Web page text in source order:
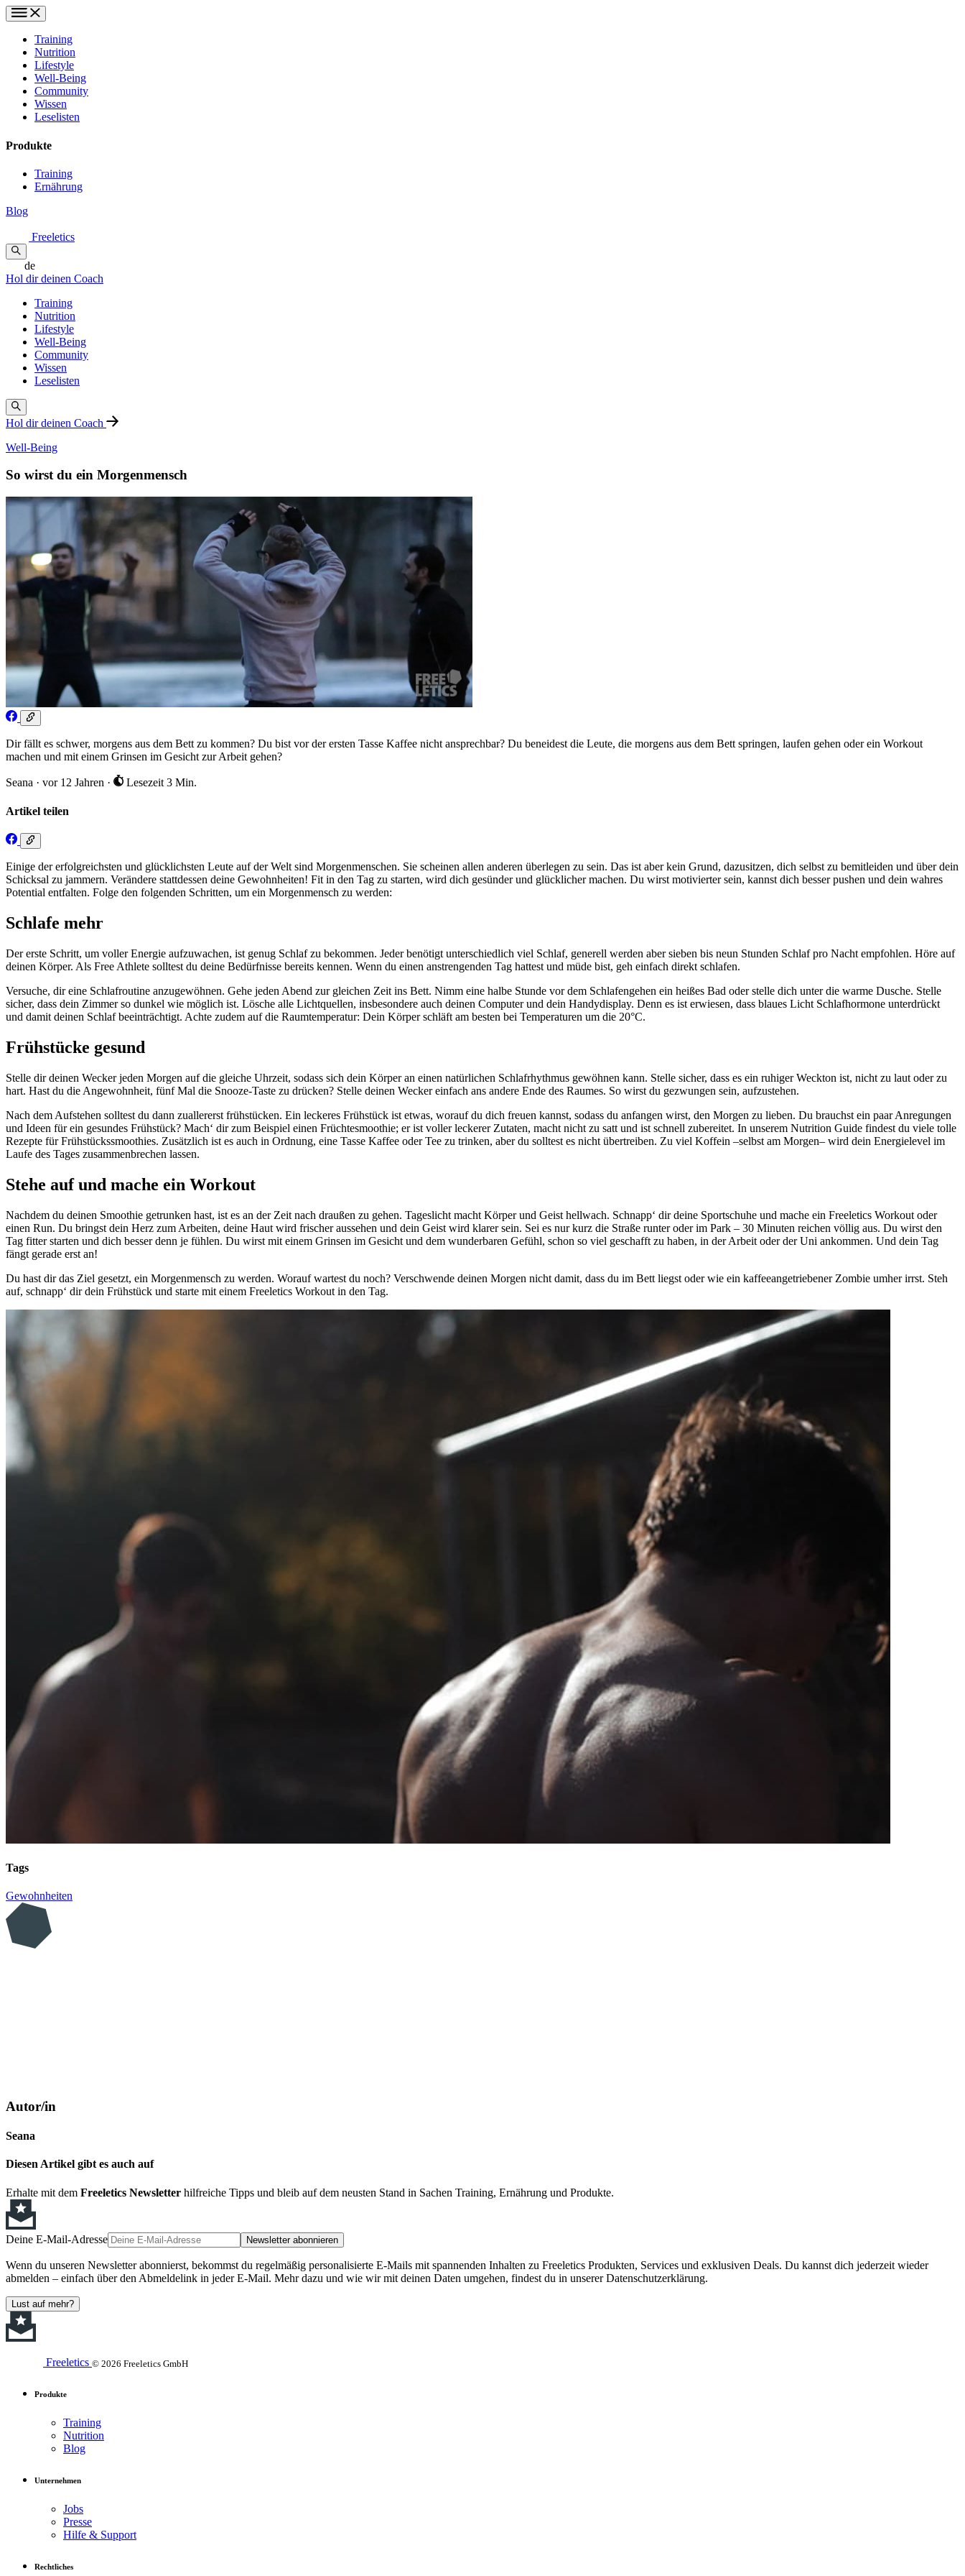
Training
Nutrition
Lifestyle
Well-Being
Community
Wissen
Leselisten
Produkte
Training
Ernährung
Blog
Freeletics
de
Hol dir deinen Coach
Training
Nutrition
Lifestyle
Well-Being
Community
Wissen
Leselisten
Hol dir deinen Coach
Well-Being
So wirst du ein Morgenmensch
Dir fällt es schwer, morgens aus dem Bett zu kommen? Du bist vor der ersten Tasse Kaffee nicht ansprechbar? Du beneidest die Leute, die morgens aus dem Bett springen, laufen gehen oder ein Workout
machen und mit einem Grinsen im Gesicht zur Arbeit gehen?
Seana · vor 12 Jahren · Lesezeit 3 Min.
Artikel teilen
Einige der erfolgreichsten und glücklichsten Leute auf der Welt sind Morgenmenschen. Sie scheinen allen anderen überlegen zu sein. Das ist aber kein Grund, dazusitzen, dich selbst zu bemitleiden und über dein
Schicksal zu jammern. Verändere stattdessen deine Gewohnheiten! Fit in den Tag zu starten, wird dich gesünder und glücklicher machen. Du wirst motivierter sein, kannst dich besser pushen und dein wahres
Potential entfalten. Folge den folgenden Schritten, um ein Morgenmensch zu werden:
Schlafe mehr
Der erste Schritt, um voller Energie aufzuwachen, ist genug Schlaf zu bekommen. Jeder benötigt unterschiedlich viel Schlaf, generell werden aber sieben bis neun Stunden Schlaf pro Nacht empfohlen. Höre auf
deinen Körper. Als Free Athlete solltest du deine Bedürfnisse bereits kennen. Wenn du einen anstrengenden Tag hattest und müde bist, geh einfach direkt schlafen.
Versuche, dir eine Schlafroutine anzugewöhnen. Gehe jeden Abend zur gleichen Zeit ins Bett. Nimm eine halbe Stunde vor dem Schlafengehen ein heißes Bad oder stelle dich unter die warme Dusche. Stelle
sicher, dass dein Zimmer so dunkel wie möglich ist. Lösche alle Lichtquellen, insbesondere auch deinen Computer und dein Handydisplay. Denn es ist erwiesen, dass blaues Licht Schlafhormone unterdrückt
und damit deinen Schlaf beeinträchtigt. Achte zudem auf die Raumtemperatur: Dein Körper schläft am besten bei Temperaturen um die 20°C.
Frühstücke gesund
Stelle dir deinen Wecker jeden Morgen auf die gleiche Uhrzeit, sodass sich dein Körper an einen natürlichen Schlafrhythmus gewöhnen kann. Stelle sicher, dass es ein ruhiger Weckton ist, nicht zu laut oder zu
hart. Hast du die Angewohnheit, fünf Mal die Snooze-Taste zu drücken? Stelle deinen Wecker einfach ans andere Ende des Raumes. So wirst du gezwungen sein, aufzustehen.
Nach dem Aufstehen solltest du dann zuallererst frühstücken. Ein leckeres Frühstück ist etwas, worauf du dich freuen kannst, sodass du anfangen wirst, den Morgen zu lieben. Du brauchst ein paar Anregungen
und Ideen für ein gesundes Frühstück? Mach‘ dir zum Beispiel einen Früchtesmoothie; er ist voller leckerer Zutaten, macht nicht zu satt und ist schnell zubereitet. In unserem Nutrition Guide findest du viele tolle
Rezepte für Frühstückssmoothies. Zusätzlich ist es auch in Ordnung, eine Tasse Kaffee oder Tee zu trinken, aber du solltest es nicht übertreiben. Zu viel Koffein –selbst am Morgen– wird dein Energielevel im
Laufe des Tages zusammenbrechen lassen.
Stehe auf und mache ein Workout
Nachdem du deinen Smoothie getrunken hast, ist es an der Zeit nach draußen zu gehen. Tageslicht macht Körper und Geist hellwach. Schnapp‘ dir deine Sportschuhe und mache ein Freeletics Workout oder
einen Run. Du bringst dein Herz zum Arbeiten, deine Haut wird frischer aussehen und dein Geist wird klarer sein. Sei es nur kurz die Straße runter oder im Park – 30 Minuten reichen völlig aus. Du wirst den
Tag fitter starten und dich besser denn je fühlen. Du wirst mit einem Grinsen im Gesicht und dem wunderbaren Gefühl, schon so viel geschafft zu haben, in der Arbeit oder der Uni ankommen. Und dein Tag
fängt gerade erst an!
Du hast dir das Ziel gesetzt, ein Morgenmensch zu werden. Worauf wartest du noch? Verschwende deinen Morgen nicht damit, dass du im Bett liegst oder wie ein kaffeeangetriebener Zombie umher irrst. Steh
auf, schnapp‘ dir dein Frühstück und starte mit einem Freeletics Workout in den Tag.
Tags
Gewohnheiten
Autor/in
Seana
Diesen Artikel gibt es auch auf
Erhalte mit dem Freeletics Newsletter hilfreiche Tipps und bleib auf dem neusten Stand in Sachen Training, Ernährung und Produkte.
Deine E-Mail-Adresse Newsletter abonnieren
Wenn du unseren Newsletter abonnierst, bekommst du regelmäßig personalisierte E-Mails mit spannenden Inhalten zu Freeletics Produkten, Services und exklusiven Deals. Du kannst dich jederzeit wieder
abmelden – einfach über den Abmeldelink in jeder E-Mail. Mehr dazu und wie wir mit deinen Daten umgehen, findest du in unserer Datenschutzerklärung.
Lust auf mehr?
Freeletics © 2026 Freeletics GmbH
Produkte
Training
Nutrition
Blog
Unternehmen
Jobs
Presse
Hilfe & Support
Rechtliches